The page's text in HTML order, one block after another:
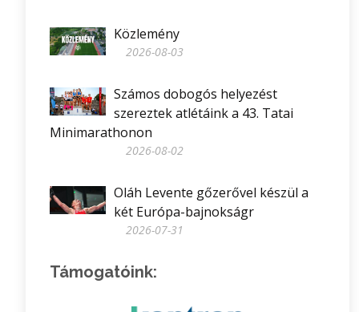
Közlemény
2026-08-03
Számos dobogós helyezést
szereztek atlétáink a 43. Tatai
Minimarathonon
2026-08-02
Oláh Levente gőzerővel készül a
két Európa-bajnokságr
2026-07-31
Támogatóink: